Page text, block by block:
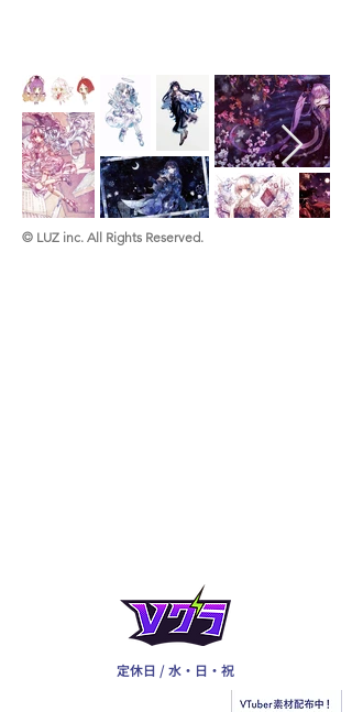
© LUZ inc. All Rights Reserved.
定休日 / 水・日・祝